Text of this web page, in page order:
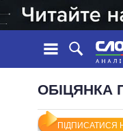
СТРІЧКА
ОБІЦЯНКА
ПІДПИСАТИСЯ